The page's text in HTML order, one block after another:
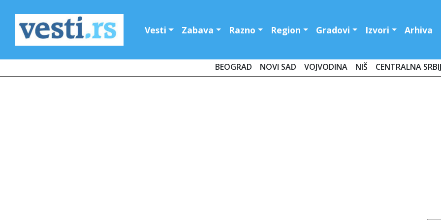
Vesti Zabava Razno Region Gradovi Izvori Arhiva
BEOGRAD NOVI SAD VOJVODINA NIŠ CENTRALNA